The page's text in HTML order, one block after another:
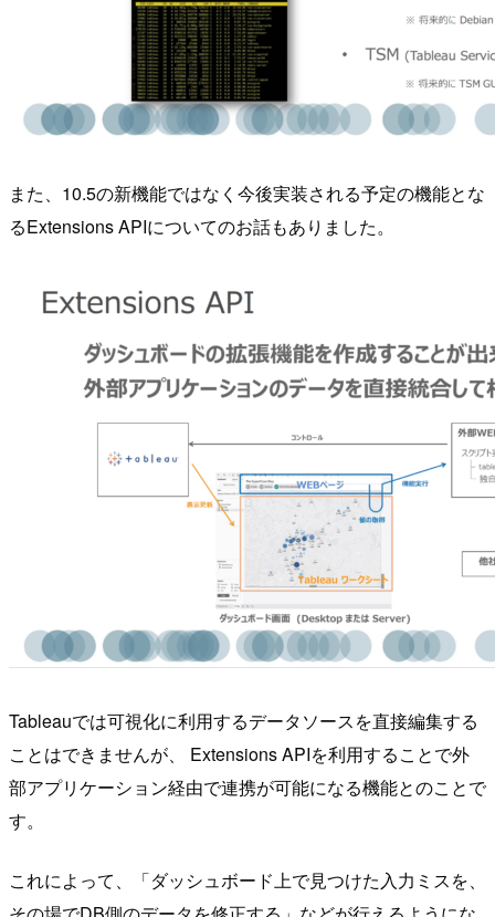
また、10.5の新機能ではなく今後実装される予定の機能とな
るExtensions APIについてのお話もありました。
Tableauでは可視化に利用するデータソースを直接編集する
ことはできませんが、 Extensions APIを利用することで外
部アプリケーション経由で連携が可能になる機能とのことで
す。
これによって、「ダッシュボード上で見つけた入力ミスを、